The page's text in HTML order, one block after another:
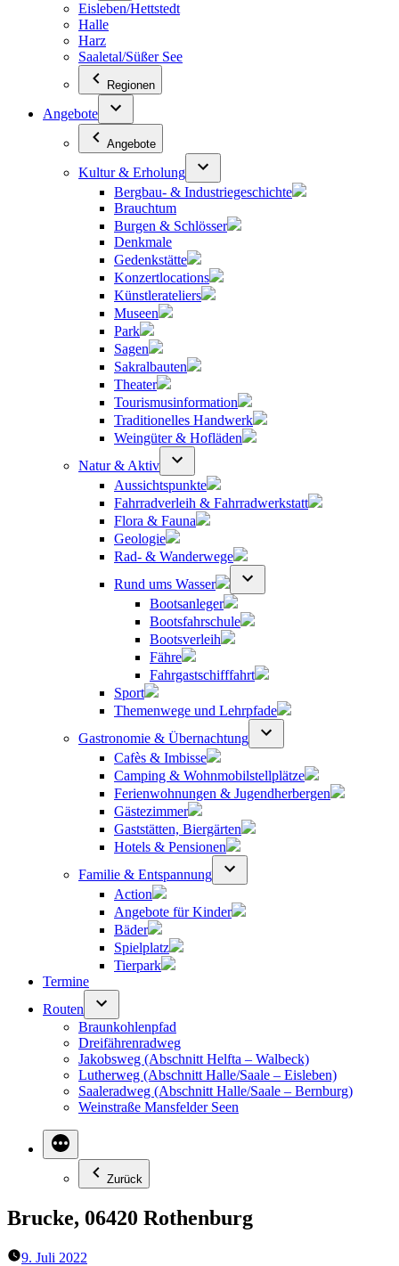
Eisleben/Hettstedt
Halle
Harz
Saaletal/Süßer See
Regionen
Angebote
Angebote
Kultur & Erholung
Bergbau- & Industriegeschichte
Brauchtum
Burgen & Schlösser
Denkmale
Gedenkstätte
Konzertlocations
Künstlerateliers
Museen
Park
Sagen
Sakralbauten
Theater
Tourismusinformation
Traditionelles Handwerk
Weingüter & Hofläden
Natur & Aktiv
Aussichtspunkte
Fahrradverleih & Fahrradwerkstatt
Flora & Fauna
Geologie
Rad- & Wanderwege
Rund ums Wasser
Bootsanleger
Bootsfahrschule
Bootsverleih
Fähre
Fahrgastschifffahrt
Sport
Themenwege und Lehrpfade
Gastronomie & Übernachtung
Cafès & Imbisse
Camping & Wohnmobilstellplätze
Ferienwohnungen & Jugendherbergen
Gästezimmer
Gaststätten, Biergärten
Hotels & Pensionen
Familie & Entspannung
Action
Angebote für Kinder
Bäder
Spielplatz
Tierpark
Termine
Routen
Braunkohlenpfad
Dreifährenradweg
Jakobsweg (Abschnitt Helfta – Walbeck)
Lutherweg (Abschnitt Halle/Saale – Eisleben)
Saaleradweg (Abschnitt Halle/Saale – Bernburg)
Weinstraße Mansfelder Seen
Zurück
Brucke, 06420 Rothenburg
9. Juli 2022